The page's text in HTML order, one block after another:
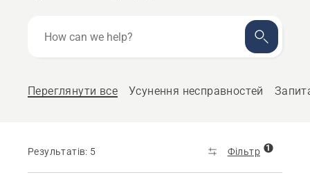
can
Переглянути все
Усунення несправностей
Результатів: 5 Фільтр 1